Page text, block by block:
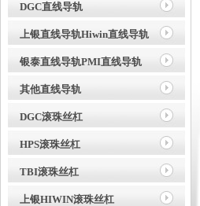
DGC直线导轨
上银直线导轨Hiwin直线导轨
银泰直线导轨PMI直线导轨
其他直线导轨
DGC滚珠丝杠
HPS滚珠丝杠
TBI滚珠丝杠
上银HIWIN滚珠丝杠